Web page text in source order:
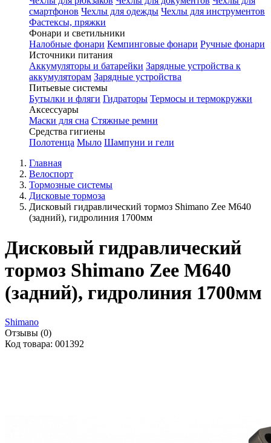
смартфонов Чехлы для одежды Чехлы для инструментов
Фастексы, пряжки
Фонари и светильники
Налобные фонари Кемпинговые фонари Ручные фонари
Источники питания
Аккумуляторы и батарейки Зарядные устройства к
аккумуляторам Зарядные устройства
Питьевые системы
Бутылки и фляги Гидраторы Термосы и термокружки
Аксессуары
Маски для сна Стяжные ремни
Средства гигиены
Полотенца Мыло Шампуни и гели
Главная
Велоспорт
Тормозные системы
Дисковые тормоза
Дисковый гидравлический тормоз Shimano Zee M640
(задний), гидролиния 1700мм
Дисковый гидравлический
тормоз Shimano Zee M640
(задний), гидролиния 1700мм
Shimano
Отзывы (0)
Код товара: 001392